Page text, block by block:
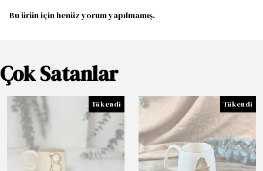
Bu ürün için henüz yorum yapılmamış.
Çok Satanlar
Tükendi Tükendi